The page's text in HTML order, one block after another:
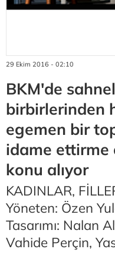
29 Ekim 2016 - 02:10
BKM'de
birbirlerinden
egemen bir
idame ettirme
konu alıyor
KADINLAR,
Yöneten: Özen
Tasarımı: Nalan
Vahide Perçin,